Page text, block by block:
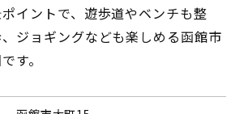
イントで、遊歩道やベンチも整
ジョギングなども楽しめる函館市
す。